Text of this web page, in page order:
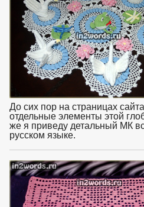
До сих пор на страницах
отдельные элементы этой
же я приведу детальный МК
русском языке.